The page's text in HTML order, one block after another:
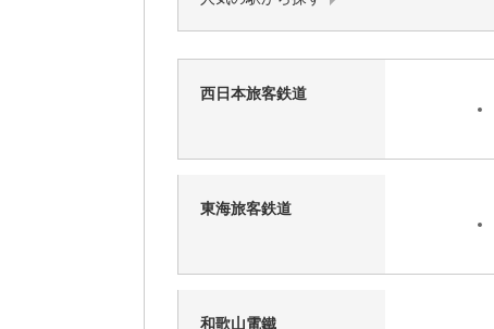
西日本旅客鉄道
東海旅客鉄道
和歌山電鐵